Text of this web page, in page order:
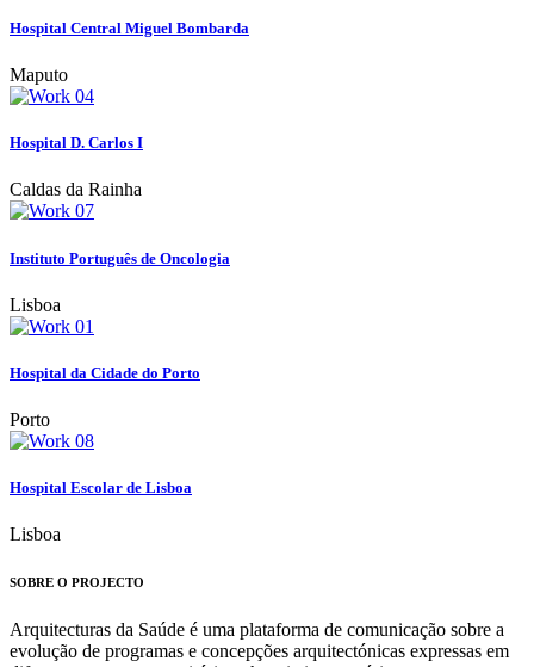
Hospital Central Miguel Bombarda
Maputo
Hospital D. Carlos I
Caldas da Rainha
Instituto Português de Oncologia
Lisboa
Hospital da Cidade do Porto
Porto
Hospital Escolar de Lisboa
Lisboa
SOBRE O PROJECTO
Arquitecturas da Saúde é uma plataforma de comunicação sobre a
evolução de programas e concepções arquitectónicas expressas em